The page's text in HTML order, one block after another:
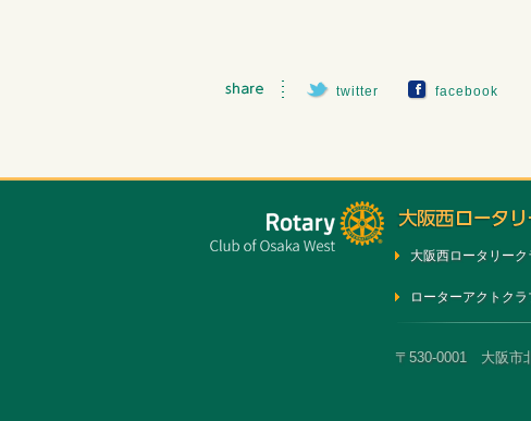
twitter facebook
大阪西ロータリー
ローターアクトクラ
〒530-0001 大阪市